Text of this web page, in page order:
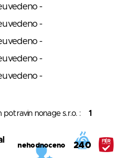
-
-
-
-
-
potravin nonage s.r.o. : 1
nehodnoceno 240